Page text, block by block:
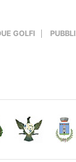
GOLFI